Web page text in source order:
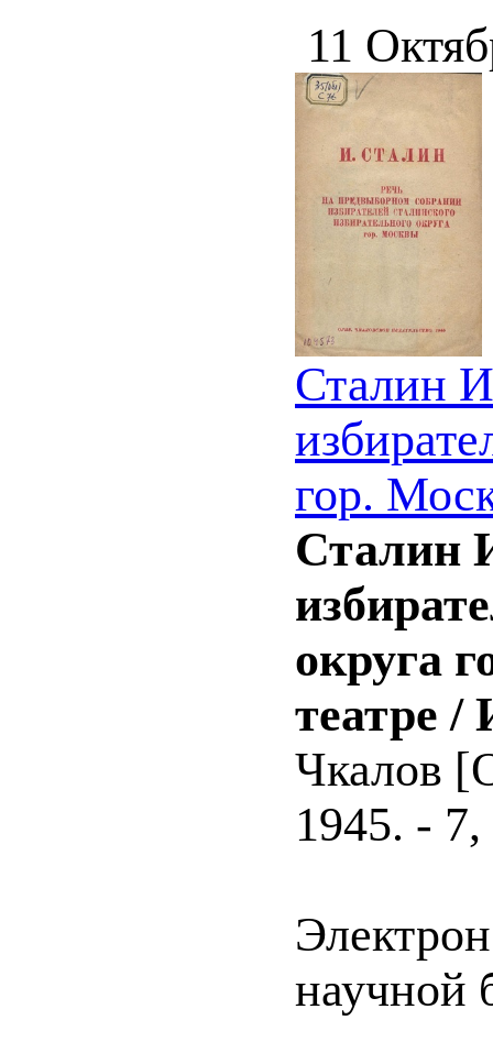
11
Сталин
гор.
Сталин
округа
театре /
Чкалов
1945. -
научной